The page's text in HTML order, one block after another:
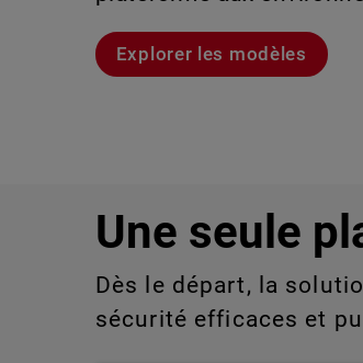
Explorer les modèles
aux technologies de
détecter ou gérer
Voici Rai
Découvrez WatchGuard EDR
Une seule
Dès le départ, la
sécurité efficaces et